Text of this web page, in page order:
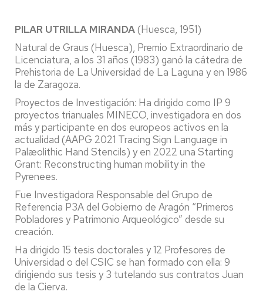
PILAR UTRILLA MIRANDA(Huesca, 1951)
Natural de Graus (Huesca), Premio Extraordinario de
Licenciatura, a los 31 años (1983) ganó la cátedra de
Prehistoria de La Universidad de La Laguna y en 1986
la de Zaragoza.
Proyectos de Investigación: Ha dirigido como IP 9
proyectos trianuales MINECO, investigadora en dos
más y participante en dos europeos activos en la
actualidad (AAPG 2021 Tracing Sign Language in
Palæolithic Hand Stencils) y en 2022 una Starting
Grant: Reconstructing human mobility in the
Pyrenees.
Fue Investigadora Responsable del Grupo de
Referencia P3A del Gobierno de Aragón “Primeros
Pobladores y Patrimonio Arqueológico” desde su
creación.
Ha dirigido 15 tesis doctorales y 12 Profesores de
Universidad o del CSIC se han formado con ella: 9
dirigiendo sus tesis y 3 tutelando sus contratos Juan
de la Cierva.